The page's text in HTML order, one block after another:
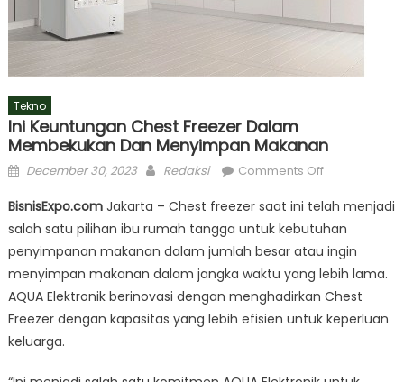
Tekno
Ini Keuntungan Chest Freezer Dalam
Membekukan Dan Menyimpan Makanan
Posted
December 30, 2023 Author
Redaksi Comments Offon
Keuntungan
Chest
Freezer
dalam
Membekukan
dan
BisnisExpo.comJakarta – Chest freezer saat ini telah menjadi
salah satu pilihan ibu rumah tangga untuk kebutuhan
penyimpanan makanan dalam jumlah besar atau ingin
menyimpan makanan dalam jangka waktu yang lebih lama.
AQUA Elektronik berinovasi dengan menghadirkan Chest
Freezer dengan kapasitas yang lebih efisien untuk keperluan
keluarga.